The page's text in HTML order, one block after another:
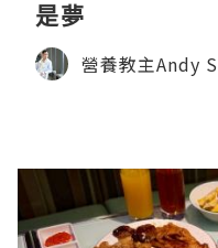
是夢
營養教主Andy